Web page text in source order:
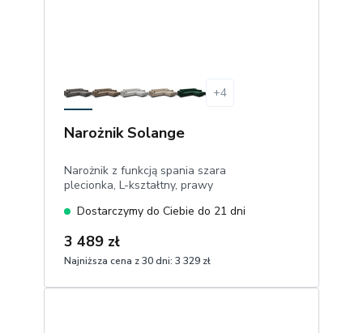
+4
Narożnik Solange
Narożnik z funkcją spania szara
plecionka, L-kształtny, prawy
Dostarczymy do Ciebie do 21 dni
3 489 zł
Najniższa cena z 30 dni: 3 329 zł
1